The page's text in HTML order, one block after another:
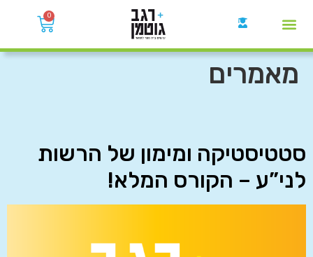
0
מאמרים
סטטיסטיקה ומימון של הרשות
לני”ע – הקורס המלא!